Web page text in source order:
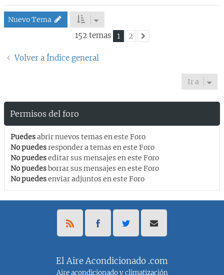
Nuevo Tema
152 temas 1
2
Siguiente
Volver a Índice general
Ir a
Permisos del foro
Puedesabrir nuevos temas en este Foro
No puedesresponder a temas en este Foro
No puedeseditar sus mensajes en este Foro
No puedesborrar sus mensajes en este Foro
No puedesenviar adjuntos en este Foro
El Aire Acondicionado .com
Aire acondicionado y climatización